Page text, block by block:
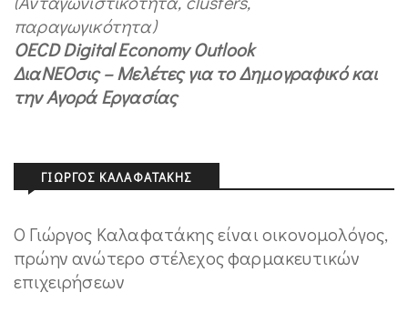
παραγωγικότητα)
OECD DigitalEconomy Outlook
ΔιαΝΕΟσις – Μελέτες για το Δημογραφικό και
την Αγορά Εργασίας
ΓΙΏΡΓΟΣ ΚΑΛΑΦΑΤΆΚΗΣ
Ο Γιώργος Καλαφατάκης είναι οικονομολόγος,
πρώην ανώτερο στέλεχος φαρμακευτικών
επιχειρήσεων